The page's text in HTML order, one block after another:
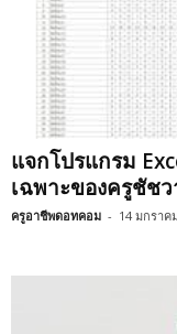
แจกโปรแกรม
เฉพาะของครูชัช
ครูอาชีพดอทคอม - 14 มกราค